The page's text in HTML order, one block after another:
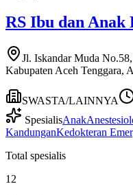
RS Ibu dan Anak
Jl. Iskandar Muda
Kabupaten Aceh Tenggara,
SWASTA/LAINNYA
SpesialisAnak
KandunganKedokteran
Total spesialis
12